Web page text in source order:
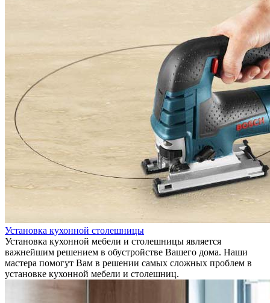
Установка кухонной столешницы
Установка кухонной мебели и столешницы является
важнейшим решением в обустройстве Вашего дома. Наши
мастера помогут Вам в решении самых сложных проблем в
установке кухонной мебели и столешниц.